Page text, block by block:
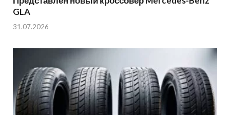
GLA
31.07.2026